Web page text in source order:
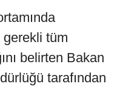
tüm
belirten Bakan
tarafından